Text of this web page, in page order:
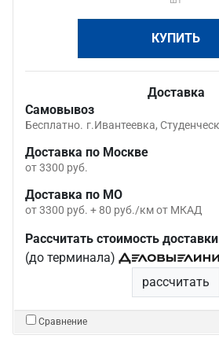
КУПИТЬ
Доставка
Самовывоз
Бесплатно. г.Ивантеевка,
Доставка по Москве
от 3300 руб.
Доставка по МО
от 3300 руб. + 80 руб./км от МКАД
Рассчитать стоимость доставки
(до терминала)
рассчитать
Сравнение